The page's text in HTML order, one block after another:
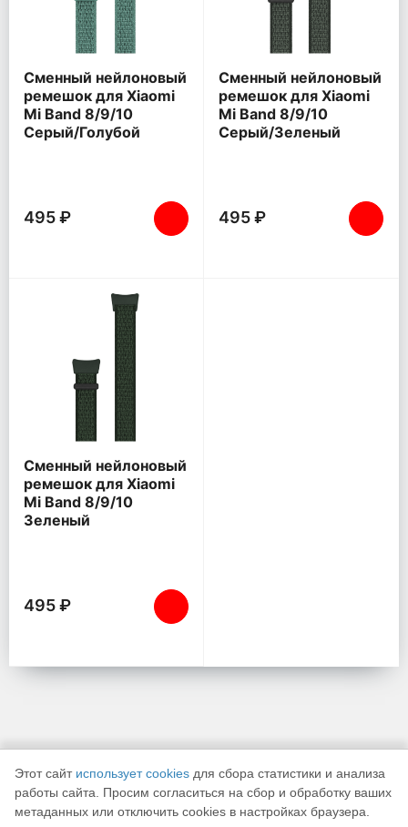
Сменный нейлоновый
ремешок для Xiaomi
Mi Band 8/9/10
Серый/Голубой
495 ₽
Сменный нейлоновый
ремешок для Xiaomi
Mi Band 8/9/10
Серый/Зеленый
495 ₽
Сменный нейлоновый
ремешок для Xiaomi
Mi Band 8/9/10
Зеленый
495 ₽
К началу страницы
Этот сайт использует cookies для сбора статистики и анализа
работы сайта. Просим согласиться на сбор и обработку ваших
метаданных или отключить cookies в настройках браузера.